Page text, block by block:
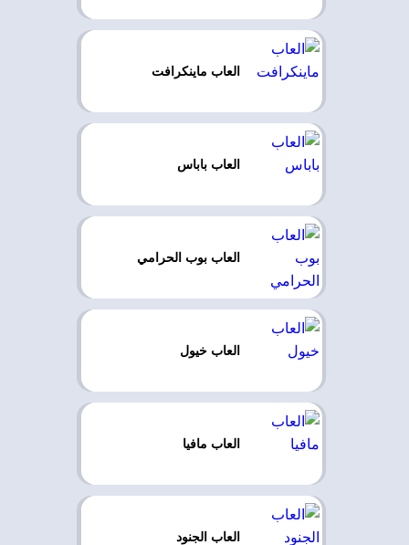
العاب ماينكرافت
العاب باباس
العاب بوب الحرامي
العاب خيول
العاب مافيا
العاب الجنود